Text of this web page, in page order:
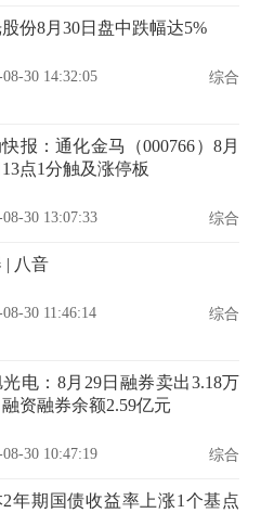
份8月30日盘中跌幅达5%
08-30 14:32:05 综合
报：通化金马（000766）8月
点1分触及涨停板
08-30 13:07:33 综合
| 八音
30 11:46:14 综合
电：8月29日融券卖出3.18万
融资融券余额2.59亿元
08-30 10:47:19 综合
2年期国债收益率上涨1个基点